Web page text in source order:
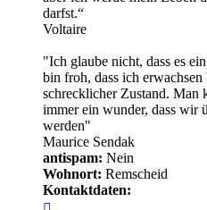
darfst.“
Voltaire
"Ich glaube nicht, dass es
bin froh, dass ich
schrecklicher Zustand. Man
immer ein wunder, dass wir
werden"
Maurice Sendak
antispam: Nein
Wohnort: Remscheid
Kontaktdaten: